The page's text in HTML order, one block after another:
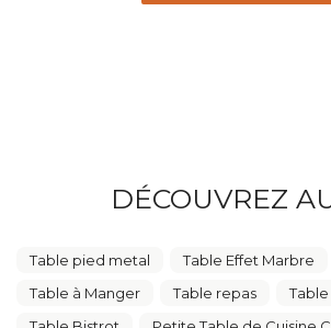
DÉCOUVREZ
Table pied metal
Table Effet Marbre
Table à Manger
Table repas